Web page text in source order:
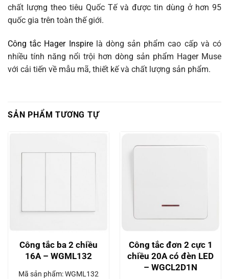
chất lượng theo tiêu Quốc Tế và được tin dùng ở hơn 95
quốc gia trên toàn thế giới.
Công tắc Hager Inspirelà dòng sản phẩm cao cấp và có
nhiều tính năng nổi trội hơn dòng sản phẩm Hager Muse
với cải tiến về mẫu mã, thiết kế và chất lượng sản phẩm.
SẢN PHẨM TƯƠNG TỰ
Công tắc ba 2 chiều
16A – WGML132
Mã sản phẩm: WGML132
Công tắc đơn 2 cực 1
chiều 20A có đèn LED
– WGCL2D1N